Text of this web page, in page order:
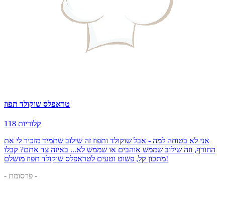
טראפלס שוקולד תפוז
118 קלוריות
אני לא בטוחה למה - אבל שוקולד ותפוז זה שילוב שתמיד מזכיר לי את
החורף, וזה שילוב שממש אוהבים או שממש לא... באיזה צד אתם? קבלו
מתכון קל, פשוט וטעים לטראפלס שוקולד תפוז מושלם!
- פרסומת -